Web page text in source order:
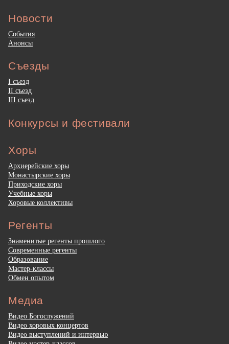
Новости
События
Анонсы
Съезды
I съезд
II съезд
III съезд
Конкурсы и фестивали
Хоры
Архиерейские хоры
Монастырские хоры
Приходские хоры
Учебные хоры
Хоровые коллективы
Регенты
Знаменитые регенты прошлого
Современные регенты
Образование
Мастер-классы
Обмен опытом
Медиа
Видео Богослужений
Видео хоровых концертов
Видео выступлений и интервью